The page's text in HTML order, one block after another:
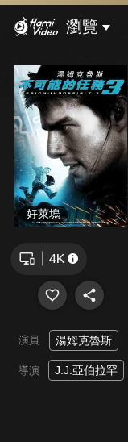
瀏覽
好萊塢
演員 湯姆克魯斯
導演 J.J.亞伯拉罕